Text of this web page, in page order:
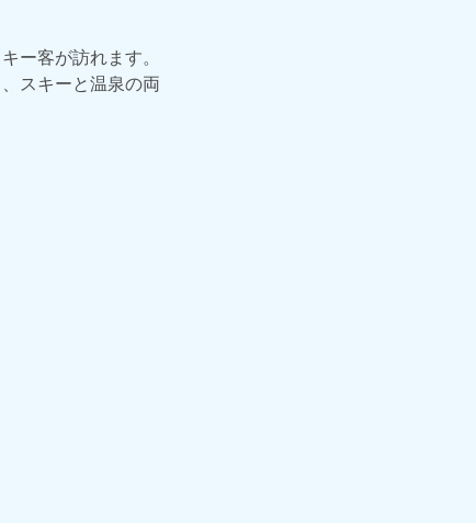
ー客が訪れます。
スキーと温泉の両